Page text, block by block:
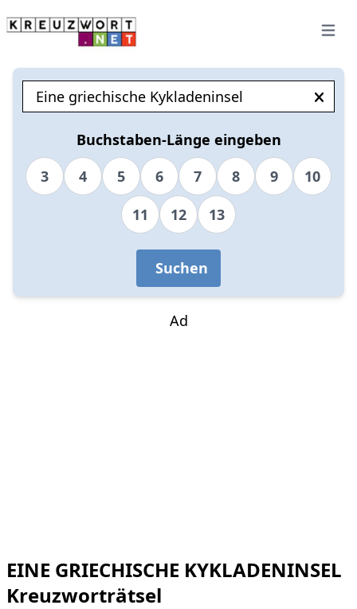
Open
Buchstaben-Länge eingeben
3
4 5 6 7 8 9
10
11
12 13
Suchen
Ad
EINE GRIECHISCHE KYKLADENINSEL
Kreuzworträtsel